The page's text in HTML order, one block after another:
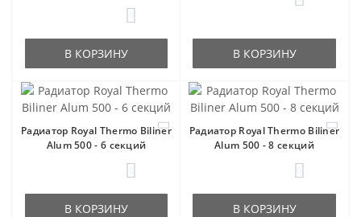
В КОРЗИНУ В КОРЗИНУ
Радиатор Royal Thermo Biliner
Alum 500 - 6 секций
В КОРЗИНУ
Радиатор Royal Thermo Biliner
Alum 500 - 8 секций
В КОРЗИНУ